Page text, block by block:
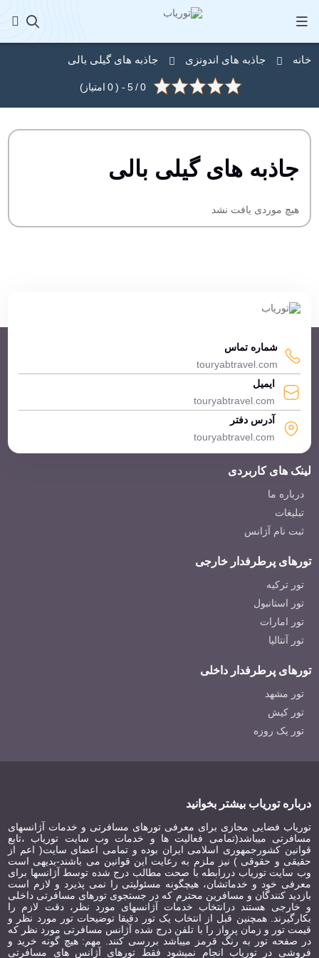
خانه جاذبه های اندونزی جاذبه های گیلی بالی
0
/
5
- (
0 امتیاز)
جاذبه های گیلی بالی
هیچ موردی یافت نشد
شماره تماس
touryabtravel.com
ایمیل
touryabtravel.com
آدرس دفتر
touryabtravel.com
لینک های کاربردی
درباره ما
تبلیغات
ثبت نام آژانس
تورهای پرطرفدار خارجی
تور ترکیه
تور استانبول
تور امارات
تور آنتالیا
تورهای پرطرفدار داخلی
تور مشهد
تور کیش
تور یک روزه
درباره توریاب بیشتر بخوانید
توریاب فضایی مجازی برای معرفی تورهای مسافرتی و خدمات آژانسهای
مسافرتی میباشد(تمامی فعالیت ها و خدمات وب سایت توریاب ،تابع
قوانین کشورجمهوری اسلامی ایران بوده و تمامی اعضای سایت( اعم از
حقیقی و حقوقی ) نیز ملزم به رعایت این قوانین می باشند-بدیهی است
وب سایت توریاب دررابطه با صحت مطالب درج شده توسط آژانسها برای
معرفی خود و خدماتشان، هیچگونه مسئولیتی را نمی پذیرد و لازم است
بازدید کنندگان و مسافرین محترم که در جستجوی تورهای مسافرتی داخلی
و خارجی هستند درانتخاب خدمات آژانسهای مورد نظر، دقت لازم را
بکارگیرند. همچنین قبل از انتخاب یک تور دقیقا توضیحات تور مورد نظر و
قیمت تور و زمان پرواز را با تلفن درج شده آژانس مسافرتی مورد نظر که
در صفحه تور به رنگ قرمز میباشد بررسی کنند. مهم: هیچ گونه خرید و
فروشی در توریاب انجام نمیشود فقط تورهای آژانس های مسافرتی